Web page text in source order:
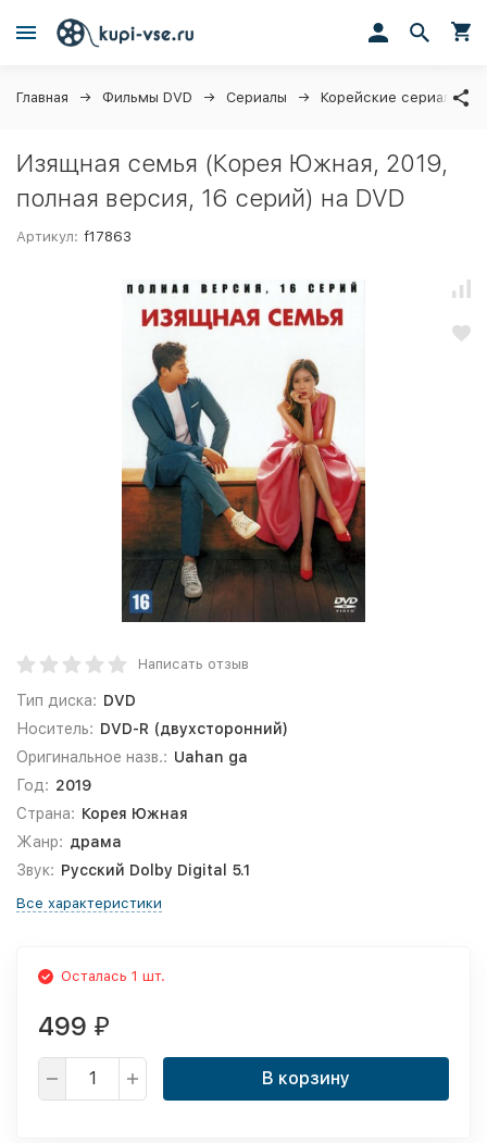
Главная Фильмы DVD Сериалы Корейские сериалы
Изящная семья (Корея Южная, 2019,
полная версия, 16 серий) на DVD
Артикул: f17863
Написать отзыв
Тип диска: DVD
Носитель: DVD-R (двухсторонний)
Оригинальное назв.: Uahan ga
Год: 2019
Страна: Корея Южная
Жанр: драма
Звук: Русский Dolby Digital 5.1
Все характеристики
Осталась 1 шт.
499 ₽
В корзину